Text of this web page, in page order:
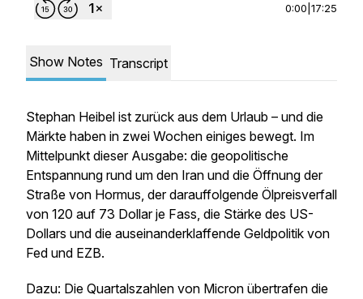
0:00 17:25
Show Notes Transcript
Stephan Heibel ist zurück aus dem Urlaub – und die
Märkte haben in zwei Wochen einiges bewegt. Im
Mittelpunkt dieser Ausgabe: die geopolitische
Entspannung rund um den Iran und die Öffnung der
Straße von Hormus, der darauffolgende Ölpreisverfall
von 120 auf 73 Dollar je Fass, die Stärke des US-
Dollars und die auseinanderklaffende Geldpolitik von
Fed und EZB.
Dazu: Die Quartalszahlen von Micron übertrafen die